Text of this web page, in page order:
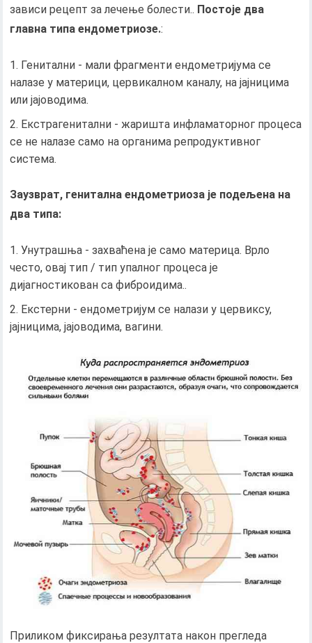
зависи рецепт за лечење болести.. Постоје два
главна типа ендометриозе.:
Генитални - мали фрагменти ендометријума се
налазе у материци, цервикалном каналу, на јајницима
или јајоводима.
Екстрагенитални - жаришта инфламаторног процеса
се не налазе само на органима репродуктивног
система.
Заузврат, генитална ендометриоза је подељена на
два типа:
Унутрашња - захваћена је само материца. Врло
често, овај тип / тип упалног процеса је
дијагностикован са фиброидима..
Екстерни - ендометријум се налази у цервиксу,
јајницима, јајоводима, вагини.
Приликом фиксирања резултата након прегледа